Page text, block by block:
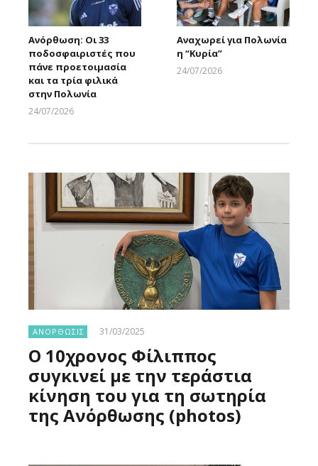
Ανόρθωση: Οι 33
ποδοσφαιριστές που
πάνε προετοιμασία
και τα τρία φιλικά
στην Πολωνία
24/07/2026
Αναχωρεί για Πολωνία
η “Κυρία”
24/07/2026
ΑΝΟΡΘΩΣΙΣ 31/03/2025
Ο 10χρονος Φίλιππος
συγκινεί με την τεράστια
κίνηση του για τη σωτηρία
της Ανόρθωσης (photos)